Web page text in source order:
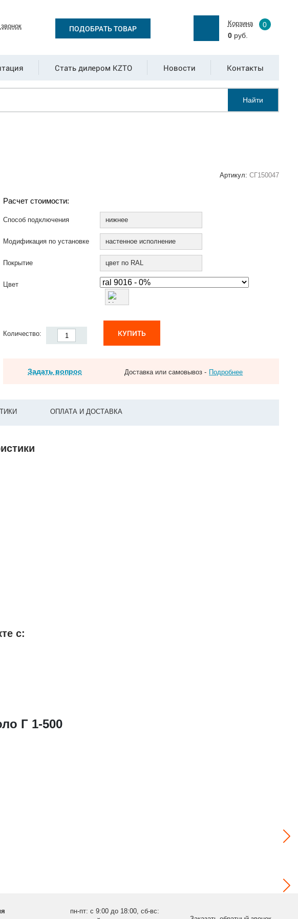
ПОДОБРАТЬ ТОВАР
Корзина
0
0руб.
Стать дилером KZTO Новости Контакты
Найти
Артикул: СГ150047
Расчет стоимости:
Способ подключения нижнее
Модификация по установке настенное исполнение
Покрытие цвет по RAL
Цвет
Количество: КУПИТЬ
Задать вопрос Доставка или самовывоз - Подробнее
ОПЛАТА И ДОСТАВКА
с:
Г 1-500
пн-пт: с 9:00 до 18:00, сб-вс: